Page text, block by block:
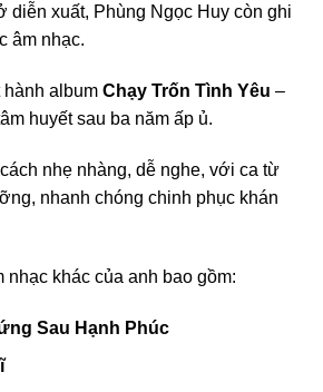
diễn xuất, Phùng Ngọc Huy còn ghi
âm nhạc.
hành album Chạy Trốn Tình Yêu –
huyết sau ba năm ấp ủ.
nhẹ nhàng, dễ nghe, với ca từ
nhanh chóng chinh phục khán
nhạc khác của anh bao gồm:
Sau Hạnh Phúc